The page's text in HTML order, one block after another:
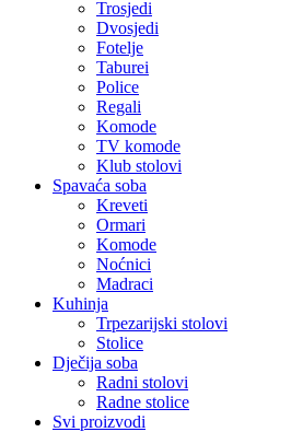
Trosjedi
Dvosjedi
Fotelje
Taburei
Police
Regali
Komode
TV komode
Klub stolovi
Spavaća soba
Kreveti
Ormari
Komode
Noćnici
Madraci
Kuhinja
Trpezarijski stolovi
Stolice
Dječija soba
Radni stolovi
Radne stolice
Svi proizvodi